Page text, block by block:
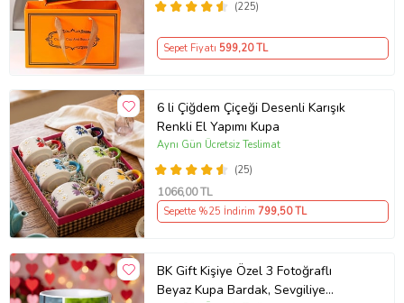
(225)
Sepet Fiyatı 599,20 TL
6 li Çiğdem Çiçeği Desenli Karışık
Renkli El Yapımı Kupa
(25)
Aynı Gün Ücretsiz Teslimat
1066,00 TL
Sepette %25 İndirim 799,50 TL
BK Gift Kişiye Özel 3 Fotoğraflı
Beyaz Kupa Bardak, Sevgiliye